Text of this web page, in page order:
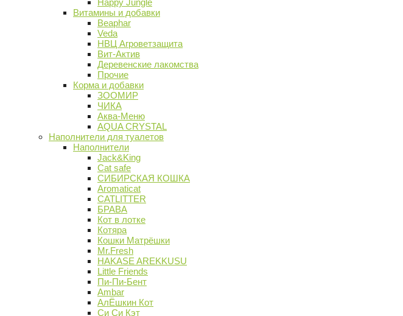
Happy Jungle
Витамины и добавки
Beaphar
Veda
НВЦ Агроветзащита
Вит-Актив
Деревенские лакомства
Прочие
Корма и добавки
ЗООМИР
ЧИКА
Аква-Меню
AQUA CRYSTAL
Наполнители для туалетов
Наполнители
Jack&King
Cat safe
СИБИРСКАЯ КОШКА
Aromaticat
CATLITTER
БРАВА
Кот в лотке
Котяра
Кошки Матрёшки
Mr.Fresh
HAKASE AREKKUSU
Little Friends
Пи-Пи-Бент
Ambar
АлЁшкин Кот
Си Си Кэт